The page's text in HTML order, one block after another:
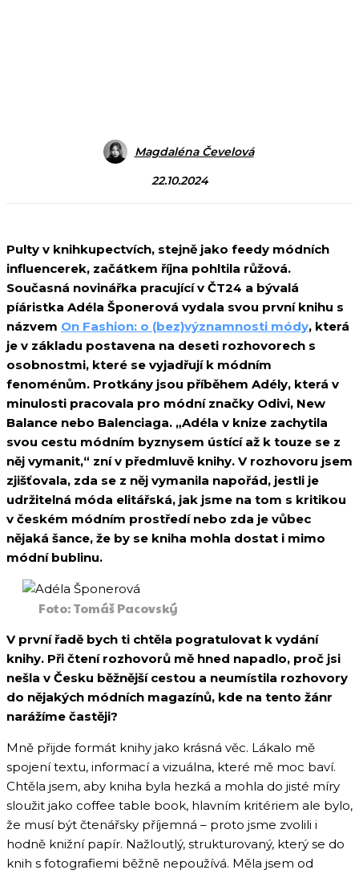
Magdaléna Čevelová
22.10.2024
Pulty v knihkupectvích, stejně jako feedy módních
influencerek, začátkem října pohltila růžová.
Současná novinářka pracující v ČT24 a bývalá
píáristka Adéla Šponerová vydala svou první knihu s
názvem On Fashion: o (bez)významnosti módy, která
je v základu postavena na deseti rozhovorech s
osobnostmi, které se vyjadřují k módním
fenoménům. Protkány jsou příběhem Adély, která v
minulosti pracovala pro módní značky Odivi, New
Balance nebo Balenciaga. „Adéla v knize zachytila
svou cestu módním byznysem ústící až k touze se z
něj vymanit,“ zní v předmluvě knihy. V rozhovoru jsem
zjišťovala, zda se z něj vymanila napořád, jestli je
udržitelná móda elitářská, jak jsme na tom s kritikou
v českém módním prostředí nebo zda je vůbec
nějaká šance, že by se kniha mohla dostat i mimo
módní bublinu.
Foto: Tomáš Pacovský
V první řadě bych ti chtěla pogratulovat k vydání
knihy. Při čtení rozhovorů mě hned napadlo, proč jsi
nešla v Česku běžnější cestou a neumístila rozhovory
do nějakých módních magazínů, kde na tento žánr
narážíme častěji?
Mně přijde formát knihy jako krásná věc. Lákalo mě
spojení textu, informací a vizuálna, které mě moc baví.
Chtěla jsem, aby kniha byla hezká a mohla do jisté míry
sloužit jako coffee table book, hlavním kritériem ale bylo,
že musí být čtenářsky příjemná – proto jsme zvolili i
hodně knižní papír. Nažloutlý, strukturovaný, který se do
knih s fotografiemi běžně nepoužívá. Měla jsem od